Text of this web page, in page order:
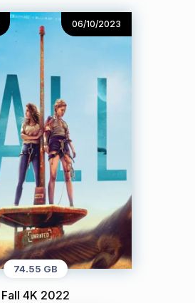
06/10/2023
74.55 GB
Fall 4K 2022